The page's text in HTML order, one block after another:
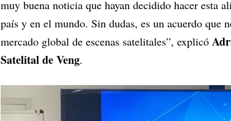
muy buena noticia que hayan decidido hacer esta
país y en el mundo. Sin dudas, es un acuerdo que
mercado global de escenas satelitales”, explicó
Satelital de Veng.